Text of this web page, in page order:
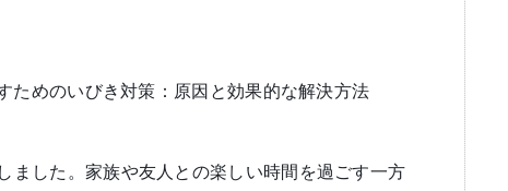
ためのいびき対策：原因と効果的な解決方法
ました。家族や友人との楽しい時間を過ごす一方